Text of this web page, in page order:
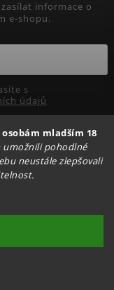
mladším 18
umožnili pohodlné
neustále zlepšovali
informace o
e-shopu.
údajů